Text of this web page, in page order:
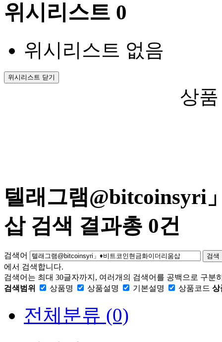
위시리스트 0
위시리스트 없음
위시리스트 닫기
상
텔래그램@bitcoinsyri
삽검색 결과총 0건
검색어 검색
에서 검색합니다.
검색어는 최대 30글자까지, 여러개의 검색어를 공백으로 구분
검색범위
상품명 상품설명 기본설명 상품코드 상
전체분류 (0)